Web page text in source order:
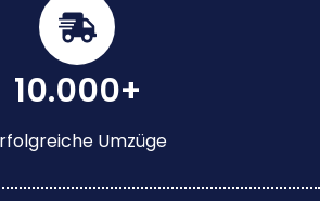
10.000+
Umzüge